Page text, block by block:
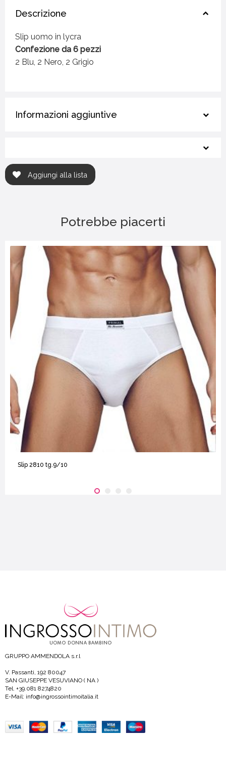
Descrizione
Slip uomo in lycra
Confezione da 6 pezzi
2 Blu, 2 Nero, 2 Grigio
Informazioni aggiuntive
Aggiungi alla lista
Potrebbe piacerti
Slip 2810 tg.9/10
GRUPPO AMMENDOLA s.r.l
V. Passanti, 192 80047
SAN GIUSEPPE VESUVIANO ( NA )
Tel. +39.081 8274820
E-Mail: info@ingrossointimoitalia.it